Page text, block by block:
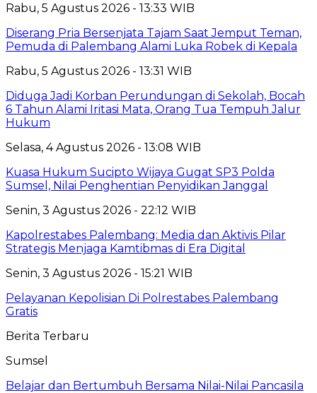
Rabu, 5 Agustus 2026 - 13:33 WIB
Diserang Pria Bersenjata Tajam Saat Jemput Teman,
Pemuda di Palembang Alami Luka Robek di Kepala
Rabu, 5 Agustus 2026 - 13:31 WIB
Diduga Jadi Korban Perundungan di Sekolah, Bocah
6 Tahun Alami Iritasi Mata, Orang Tua Tempuh Jalur
Hukum
Selasa, 4 Agustus 2026 - 13:08 WIB
Kuasa Hukum Sucipto Wijaya Gugat SP3 Polda
Sumsel, Nilai Penghentian Penyidikan Janggal
Senin, 3 Agustus 2026 - 22:12 WIB
Kapolrestabes Palembang: Media dan Aktivis Pilar
Strategis Menjaga Kamtibmas di Era Digital
Senin, 3 Agustus 2026 - 15:21 WIB
Pelayanan Kepolisian Di Polrestabes Palembang
Gratis
Berita Terbaru
Sumsel
Belajar dan Bertumbuh Bersama Nilai-Nilai Pancasila